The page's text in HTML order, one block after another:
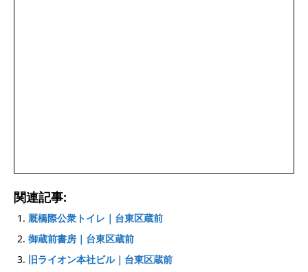
関連記事:
厩橋際公衆トイレ｜台東区蔵前
御蔵前書房｜台東区蔵前
旧ライオン本社ビル｜台東区蔵前